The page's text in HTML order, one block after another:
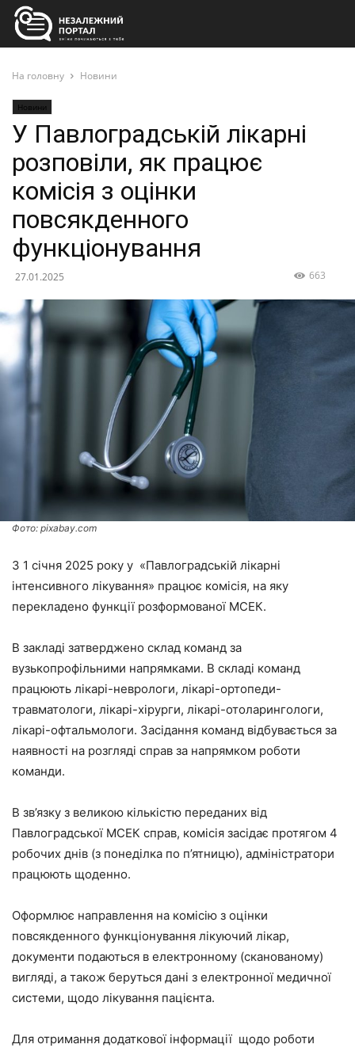
На головну Новини
Новини
У Павлоградській лікарні
розповіли, як працює
комісія з оцінки
повсякденного
функціонування
27.01.2025 663
Фото: pixabay.com
З 1 січня 2025 року у «Павлоградській лікарні
інтенсивного лікування» працює комісія, на яку
перекладено функції розформованої МСЕК.
В закладі затверджено склад команд за
вузькопрофільними напрямками. В складі команд
працюють лікарі-неврологи, лікарі-ортопеди-
травматологи, лікарі-хірурги, лікарі-отоларингологи,
лікарі-офтальмологи. Засідання команд відбувається за
наявності на розгляді справ за напрямком роботи
команди.
В зв’язку з великою кількістю переданих від
Павлоградської МСЕК справ, комісія засідає протягом 4
робочих днів (з понеділка по п’ятницю), адміністратори
працюють щоденно.
Оформлює направлення на комісію з оцінки
повсякденного функціонування лікуючий лікар,
документи подаються в електронному (сканованому)
вигляді, а також беруться дані з електронної медичної
системи, щодо лікування пацієнта.
Для отримання додаткової інформації щодо роботи